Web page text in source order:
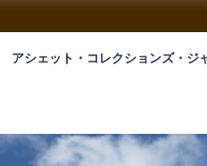
アシェット・コレクションズ・ジ